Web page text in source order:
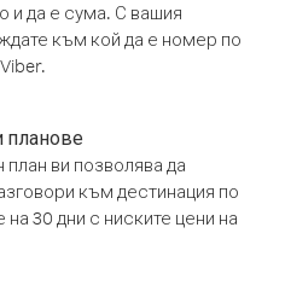
и да е сума. С вашия
към кой да е номер по
планове
ви позволява да
към дестинация по
30 дни с ниските цени на